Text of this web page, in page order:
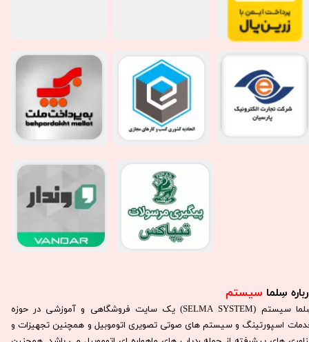
سِلما سیستم​​​​​​​
سِلما سيستم (SELMA SYSTEM) یک سایت فروشگاهی و آموزشی در حوزه
اسپورتینگ و سیستم های صوتی تصویری اتوموبیل و همچنین تجهیزات و